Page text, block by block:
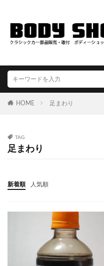
HOME 足まわり
TAG
足まわり
新着順 人気順